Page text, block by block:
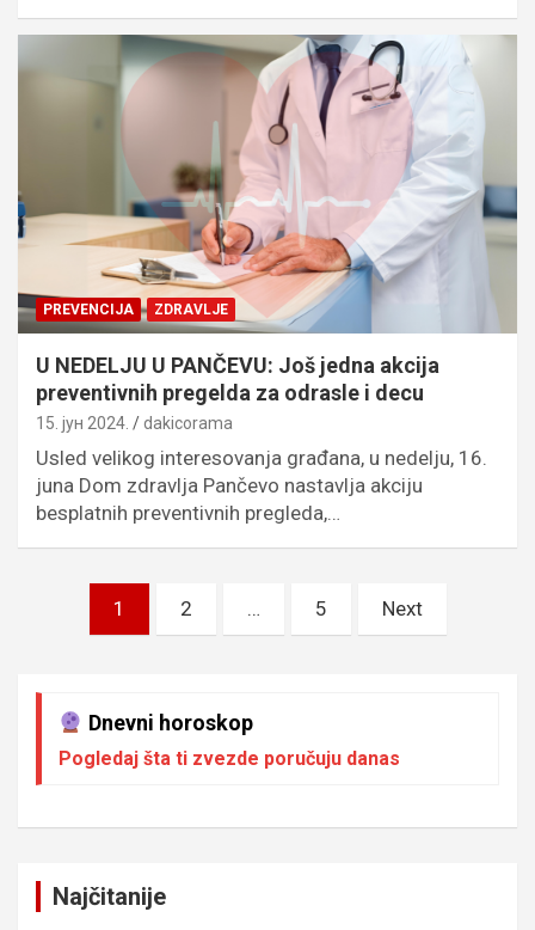
PREVENCIJA ZDRAVLJE
U NEDELJU U PANČEVU: Još jedna akcija
preventivnih pregelda za odrasle i decu
15. јун 2024. dakicorama
Usled velikog interesovanja građana, u nedelju, 16.
juna Dom zdravlja Pančevo nastavlja akciju
besplatnih preventivnih pregleda,…
Пагинација
чланака
1 2 … 5 Next
Dnevni horoskop
Pogledaj šta ti zvezde poručuju danas
Najčitanije